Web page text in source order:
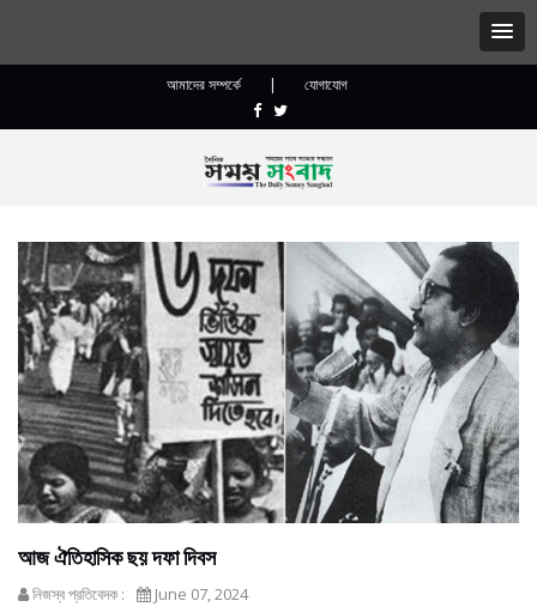
আমাদের সম্পর্কে | যোগাযোগ
আজ ঐতিহাসিক ছয় দফা দিবস
নিজস্ব প্রতিবেদক : June 07, 2024